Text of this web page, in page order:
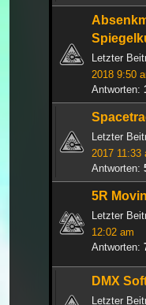
Letzter
2018 9:50
Antworten:
Letzter
2017 11:33
Antworten:
5R
Letzter
12:02 am
Antworten:
DMX
Letzter